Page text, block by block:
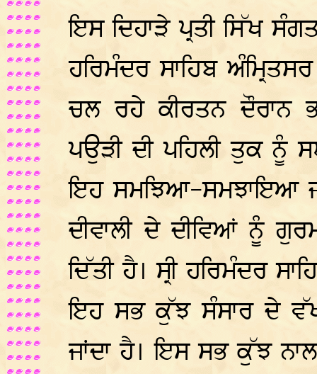
ਇਸ ਦਿਹਾੜੇ ਪ੍ਰਤੀ ਸਿੱਖ
ਹਰਿਮੰਦਰ ਸਾਹਿਬ
ਚਲ ਰਹੇ ਕੀਰਤਨ ਦੌਰਾਨ
ਪਉੜੀ ਦੀ ਪਹਿਲੀ ਤੁਕ ਨੂੰ
ਇਹ ਸਮਝਿਆ-ਸਮਝਾਇਆ
ਦੀਵਾਲੀ ਦੇ ਦੀਵਿਆਂ ਨੂੰ
ਦਿੱਤੀ ਹੈ। ਸ੍ਰੀ ਹਰਿਮੰਦਰ
ਇਹ ਸਭ ਕੁੱਝ ਸੰਸਾਰ ਦੇ
ਜਾਂਦਾ ਹੈ। ਇਸ ਸਭ ਕੁੱਝ